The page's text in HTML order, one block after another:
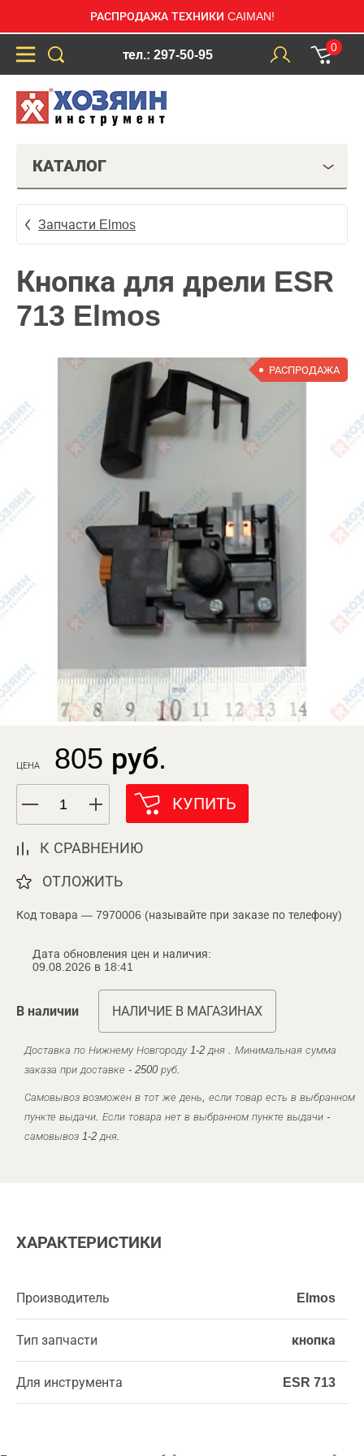
РАСПРОДАЖА ТЕХНИКИ CAIMAN!
тел.: 297-50-95
0
КАТАЛОГ
Запчасти Elmos
Кнопка для дрели ESR
713 Elmos
РАСПРОДАЖА
ЦЕНА 805 руб.
КУПИТЬ
К СРАВНЕНИЮ
ОТЛОЖИТЬ
Код товара — 7970006 (называйте при заказе по телефону)
Дата обновления цен и наличия:
09.08.2026 в 18:41
В наличии НАЛИЧИЕ В МАГАЗИНАХ
Доставка по Нижнему Новгороду 1-2 дня . Минимальная сумма
заказа при доставке - 2500 руб.
Самовывоз возможен в тот же день, если товар есть в выбранном
пункте выдачи. Если товара нет в выбранном пункте выдачи -
самовывоз 1-2 дня.
ХАРАКТЕРИСТИКИ
Производитель Elmos
Тип запчасти кнопка
Для инструмента ESR 713